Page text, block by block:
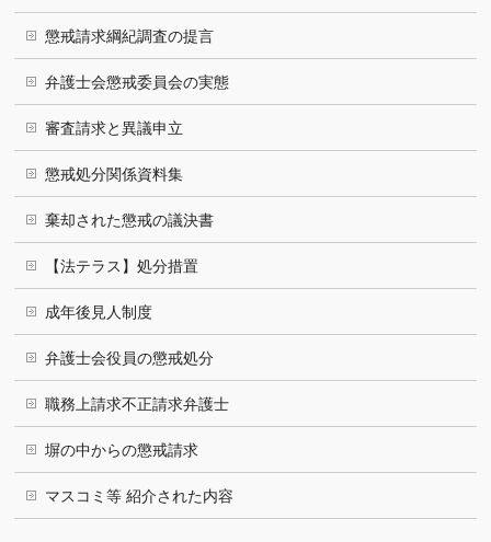
懲戒請求綱紀調査の提言
弁護士会懲戒委員会の実態
審査請求と異議申立
懲戒処分関係資料集
棄却された懲戒の議決書
【法テラス】処分措置
成年後見人制度
弁護士会役員の懲戒処分
職務上請求不正請求弁護士
塀の中からの懲戒請求
マスコミ等 紹介された内容